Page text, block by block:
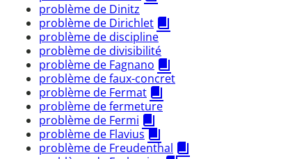
problème de Dinitz
problème de Dirichlet
problème de discipline
problème de divisibilité
problème de Fagnano
problème de faux-concret
problème de Fermat
problème de fermeture
problème de Fermi
problème de Flavius
problème de Freudenthal